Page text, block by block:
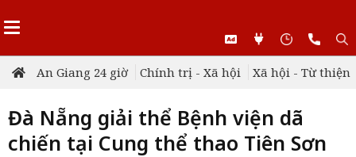
An Giang 24 giờ Chính trị - Xã hội Xã hội - Từ thiện
Đà Nẵng giải thể Bệnh viện dã
chiến tại Cung thể thao Tiên Sơn